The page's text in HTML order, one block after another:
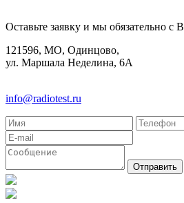
Оставьте заявку и мы обязательно с
121596, МО, Одинцово,
ул. Маршала Неделина, 6А
info@radiotest.ru